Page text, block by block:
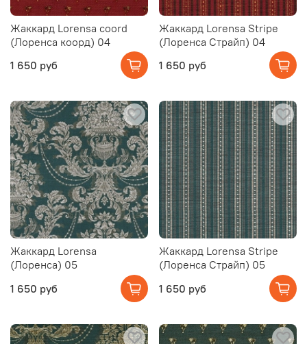
Жаккард Lorensa coord
(Лоренса коорд) 04
1 650 руб
Жаккард Lorensa Stripe
(Лоренса Страйп) 04
1 650 руб
Жаккард Lorensa
(Лоренса) 05
1 650 руб
Жаккард Lorensa Stripe
(Лоренса Страйп) 05
1 650 руб